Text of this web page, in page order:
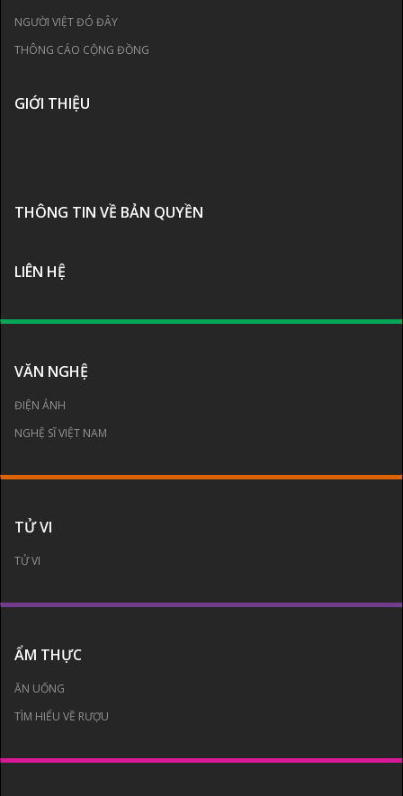
NGƯỜI VIỆT ĐÓ ĐÂY
THÔNG CÁO CỘNG ĐỒNG
GIỚI THIỆU
THÔNG TIN VỀ BẢN QUYỀN
LIÊN HỆ
VĂN NGHỆ
ĐIỆN ẢNH
NGHỆ SĨ VIỆT NAM
TỬ VI
TỬ VI
ẨM THỰC
ĂN UỐNG
TÌM HIỂU VỀ RƯỢU